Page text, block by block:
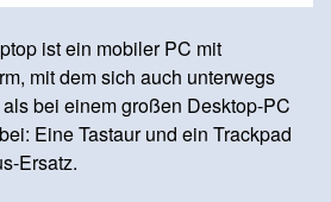
ist ein mobiler PC mit
mit dem sich auch unterwegs
bei einem großen Desktop-PC
Eine Tastaur und ein Trackpad
Ersatz.